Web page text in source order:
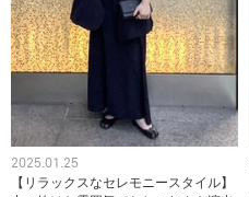
2025.01.25
【リラックスなセレモニースタイル】